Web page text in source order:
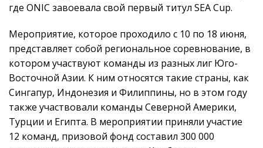
где ONIC завоевала свой первый титул SEA Cup.
Мероприятие, которое проходило с 10 по 18 июня,
представляет собой региональное соревнование, в
котором участвуют команды из разных лиг Юго-
Восточной Азии. К ним относятся такие страны, как
Сингапур, Индонезия и Филиппины, но в этом году
также участвовали команды Северной Америки,
Турции и Египта. В мероприятии приняли участие
12 команд, призовой фонд составил 300 000